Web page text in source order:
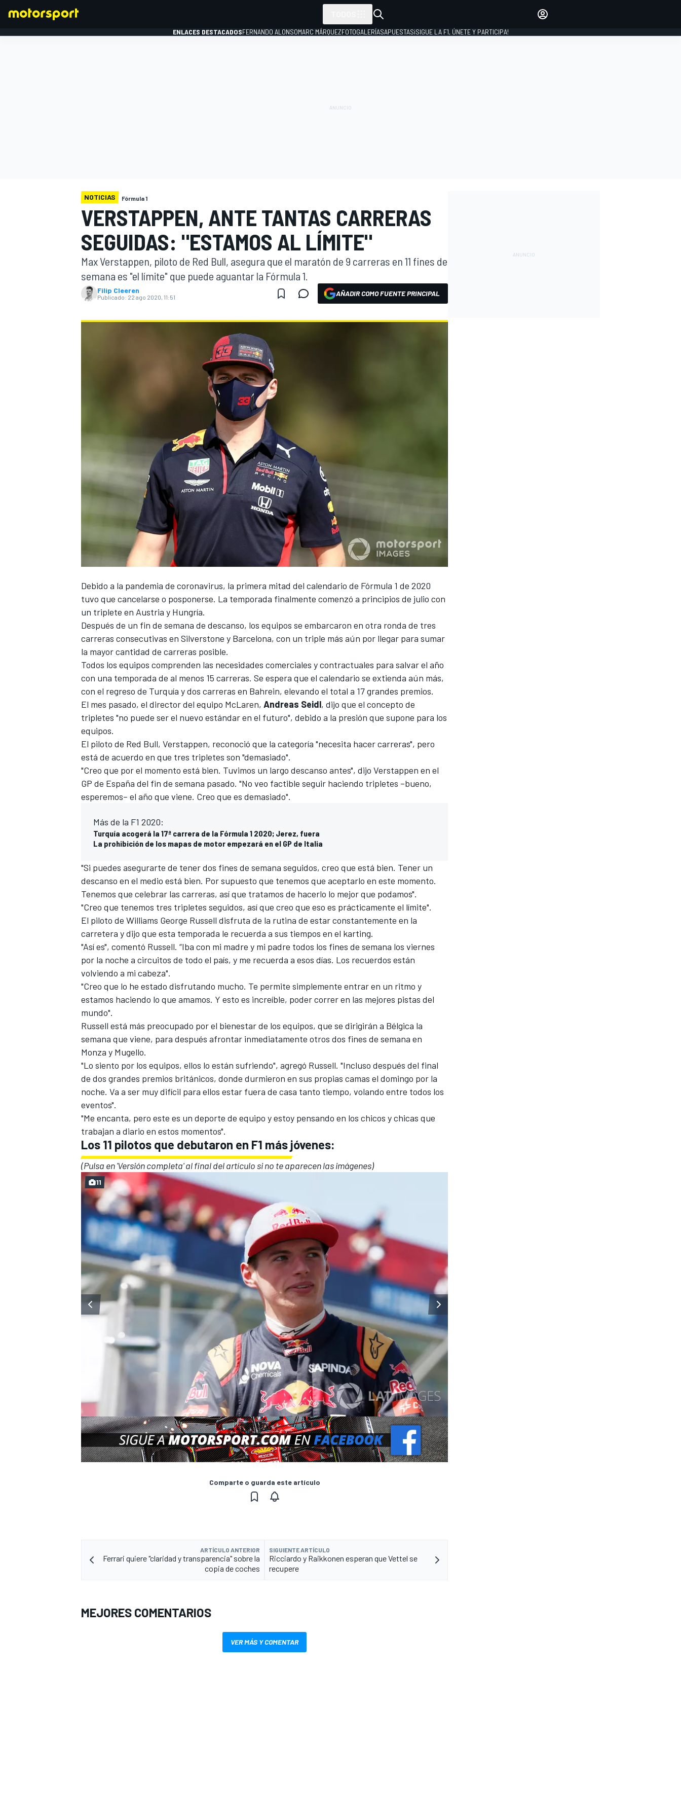
FÓRMULA E
MÁS CATEGORÍAS
ENLACES DESTACADOSFERNANDO ALONSOMARC MÁRQUEZFOTOGALERÍASAPUESTAS¡SIGUE LA F1, ÚNETE Y PARTICIPA!
NOTICIAS Fórmula 1
VERSTAPPEN, ANTE TANTAS CARRERAS
SEGUIDAS: "ESTAMOS AL LÍMITE"
Max Verstappen, piloto de Red Bull, asegura que el maratón de 9 carreras en 11 fines de
semana es "el límite" que puede aguantar la Fórmula 1.
Filip Cleeren
Publicado: 22 ago 2020, 11:51 AÑADIR COMO FUENTE PRINCIPAL
Debido a la pandemia de coronavirus, la primera mitad del calendario de Fórmula 1 de 2020
tuvo que cancelarse o posponerse. La temporada finalmente comenzó a principios de julio con
un triplete en Austria y Hungría.
Después de un fin de semana de descanso, los equipos se embarcaron en otra ronda de tres
carreras consecutivas en Silverstone y Barcelona, ​​con un triple más aún por llegar para sumar
la mayor cantidad de carreras posible.
Todos los equipos comprenden las necesidades comerciales y contractuales para salvar el año
con una temporada de al menos 15 carreras. Se espera que el calendario se extienda aún más,
con el regreso de Turquía y dos carreras en Bahrein, elevando el total a 17 grandes premios.
El mes pasado, el director del equipo McLaren, Andreas Seidl, dijo que el concepto de
tripletes "no puede ser el nuevo estándar en el futuro", debido a la presión que supone para los
equipos.
El piloto de Red Bull, Verstappen, reconoció que la categoría "necesita hacer carreras", pero
está de acuerdo en que tres tripletes son "demasiado".
"Creo que por el momento está bien. Tuvimos un largo descanso antes", dijo Verstappen en el
GP de España del fin de semana pasado. "No veo factible seguir haciendo tripletes –bueno,
esperemos– el año que viene. Creo que es demasiado".
Más de la F1 2020:
Turquía acogerá la 17ª carrera de la Fórmula 1 2020; Jerez, fuera
La prohibición de los mapas de motor empezará en el GP de Italia
"Si puedes asegurarte de tener dos fines de semana seguidos, creo que está bien. Tener un
descanso en el medio está bien. Por supuesto que tenemos que aceptarlo en este momento.
Tenemos que celebrar las carreras, así que tratamos de hacerlo lo mejor que podamos".
"Creo que tenemos tres tripletes seguidos, así que creo que eso es prácticamente el límite".
El piloto de Williams George Russell disfruta de la rutina de estar constantemente en la
carretera y dijo que esta temporada le recuerda a sus tiempos en el karting.
"Así es", comentó Russell. “Iba con mi madre y mi padre todos los fines de semana los viernes
por la noche a circuitos de todo el país, y me recuerda a esos días. Los recuerdos están
volviendo a mi cabeza".
"Creo que lo he estado disfrutando mucho. Te permite simplemente entrar en un ritmo y
estamos haciendo lo que amamos. Y esto es increíble, poder correr en las mejores pistas del
mundo".
Russell está más preocupado por el bienestar de los equipos, que se dirigirán a Bélgica la
semana que viene, para después afrontar inmediatamente otros dos fines de semana en
Monza y Mugello.
"Lo siento por los equipos, ellos lo están sufriendo", agregó Russell. "Incluso después del final
de dos grandes premios británicos, donde durmieron en sus propias camas el domingo por la
noche. Va a ser muy difícil para ellos estar fuera de casa tanto tiempo, volando entre todos los
eventos".
"Me encanta, pero este es un deporte de equipo y estoy pensando en los chicos y chicas que
trabajan a diario en estos momentos".
Los 11 pilotos que debutaron en F1 más jóvenes:
(Pulsa en 'Versión completa' al final del artículo si no te aparecen las imágenes)
11
Comparte o guarda este artículo
ARTÍCULO ANTERIOR
Ferrari quiere "claridad y transparencia" sobre la
copia de coches
SIGUIENTE ARTÍCULO
Ricciardo y Raikkonen esperan que Vettel se
recupere
MEJORES COMENTARIOS
VER MÁS Y COMENTAR